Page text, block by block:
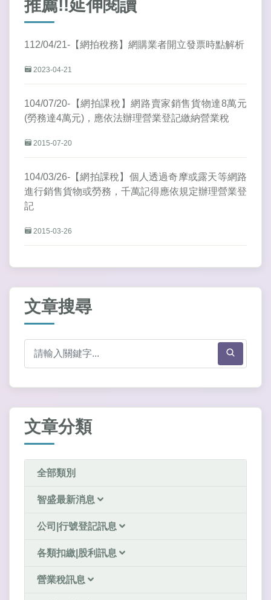
推薦!!延伸閱讀
112/04/21-【網拍稅務】網購業者開立發票時點解析
2023-04-21
104/07/20-【網拍課稅】網路賣家銷售貨物達8萬元
(勞務達4萬元)，應依法辦理營業登記繳納營業稅
2015-07-20
104/03/26-【網拍課稅】個人透過奇摩或露天等網路
進行銷售貨物或勞務，千萬記得應依規定辦理營業登
記
2015-03-26
文章搜尋
文章分類
全部類別
智盛最新消息
公司|行號登記訊息
各類扣繳|股利訊息
營業稅訊息